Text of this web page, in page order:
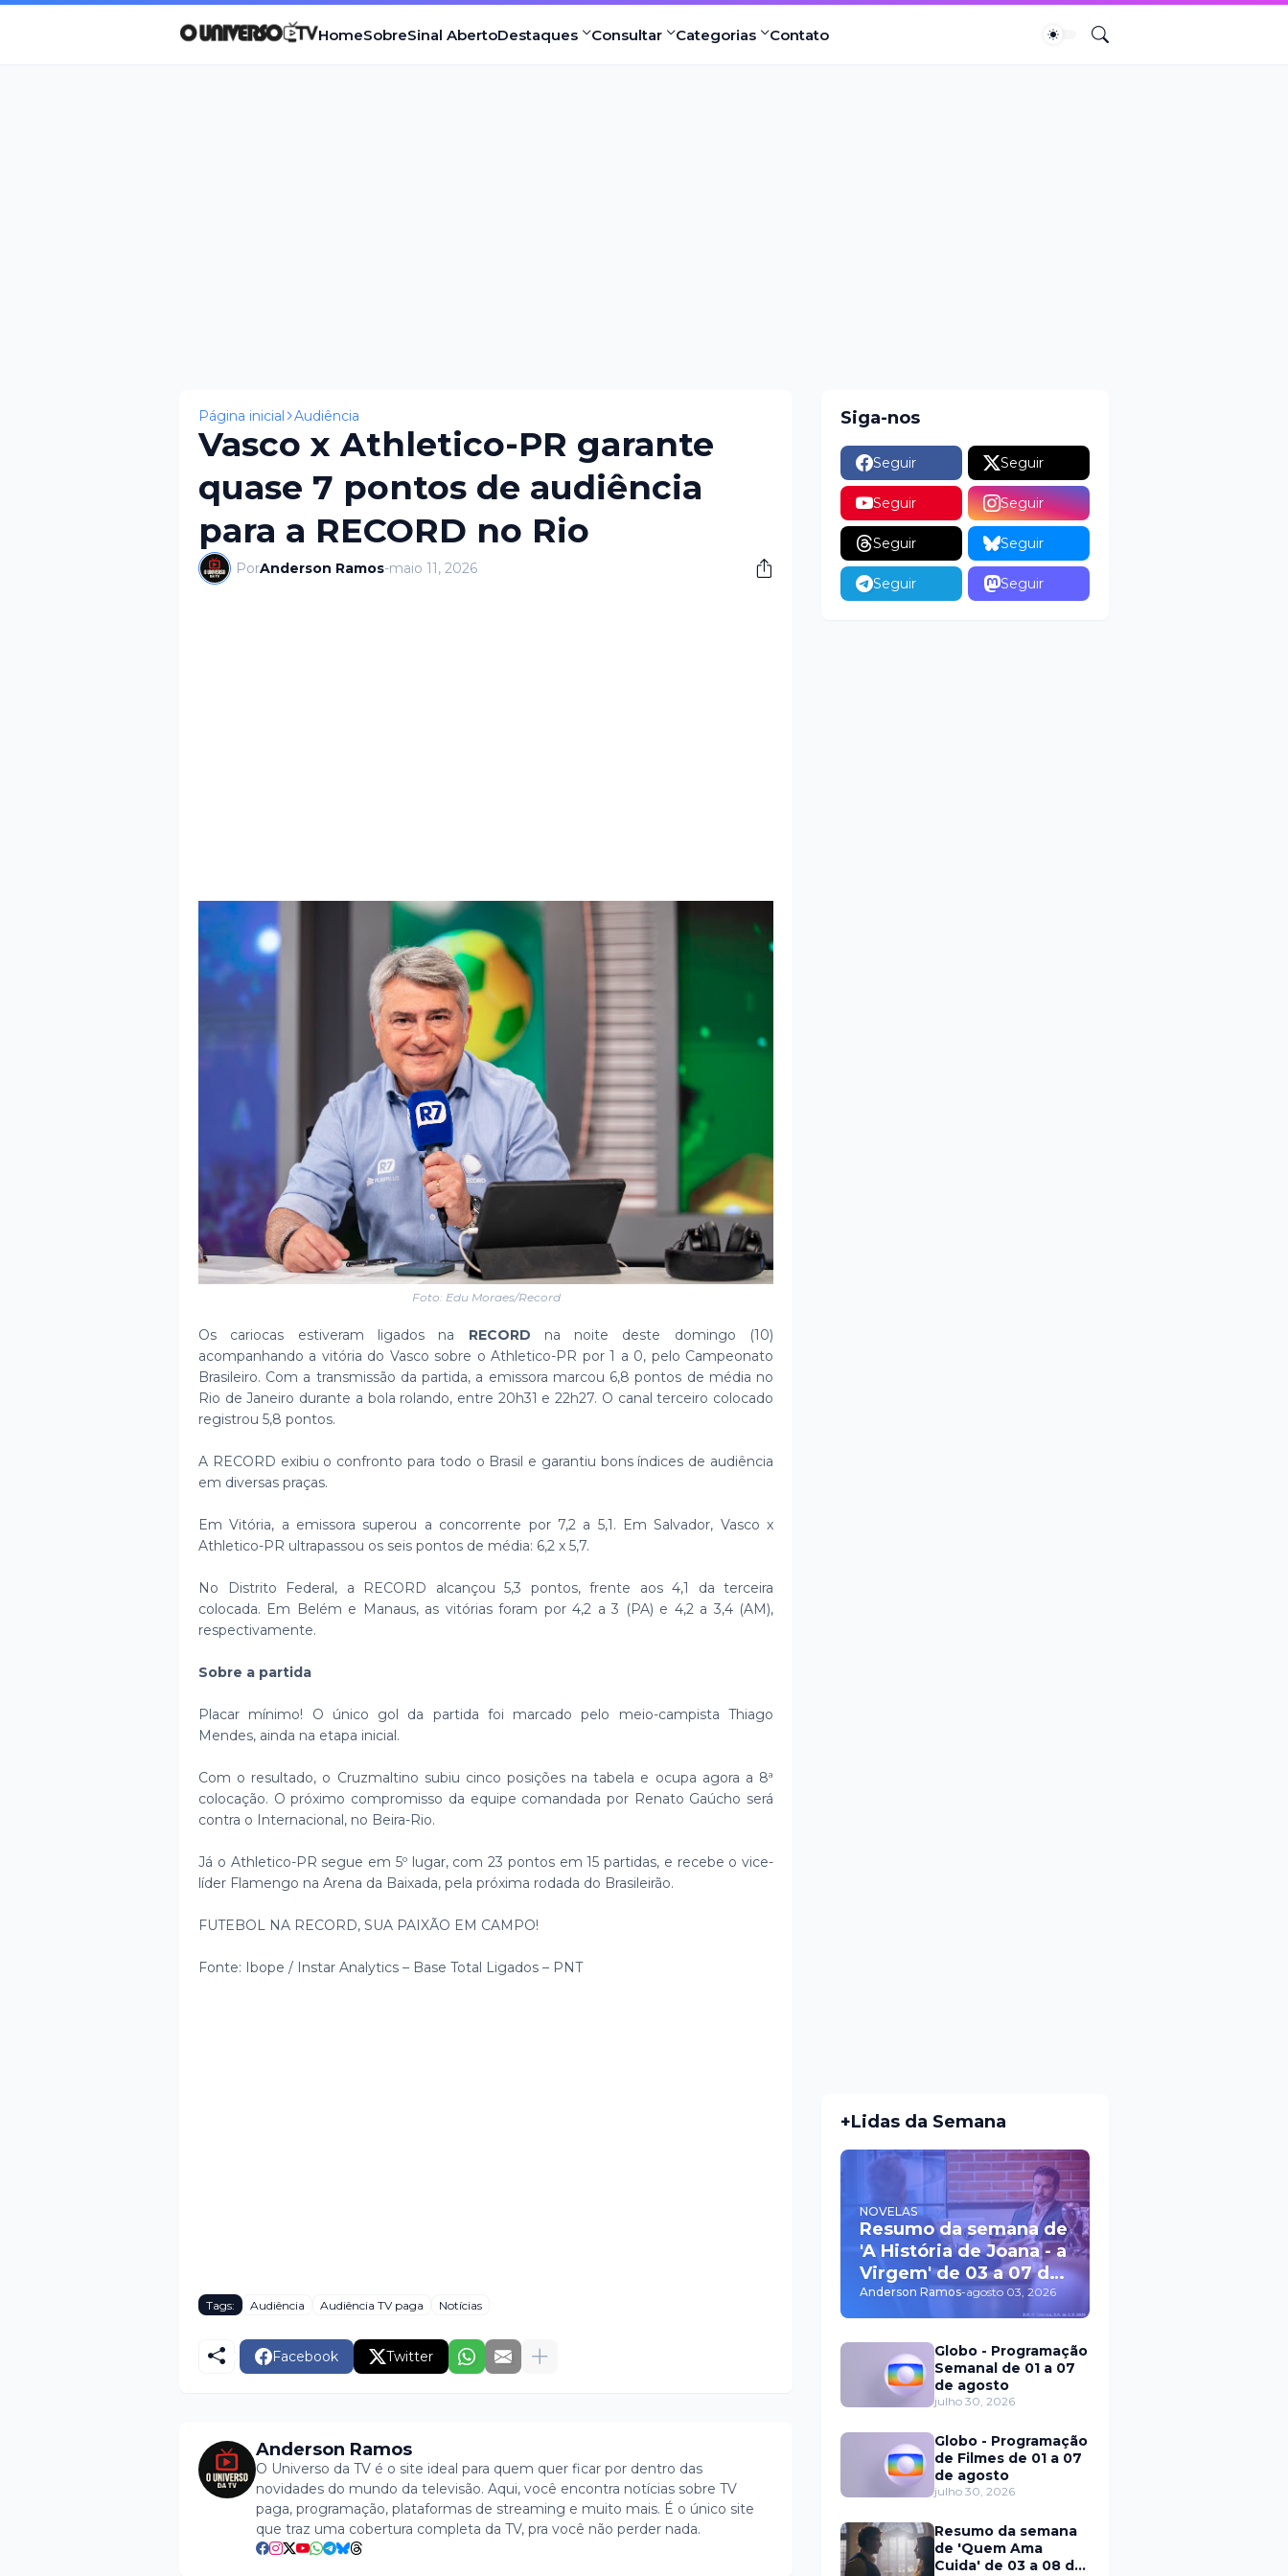
HomeSobreSinal AbertoDestaques Consultar Categorias Contato
Página inicial Audiência
Vasco x Athletico-PR garante
quase 7 pontos de audiência
para a RECORD no Rio
PorAnderson Ramos-maio 11, 2026
Foto: Edu Moraes/Record
Os cariocas estiveram ligados na RECORD na noite deste domingo (10)
acompanhando a vitória do Vasco sobre o Athletico-PR por 1 a 0, pelo Campeonato
Brasileiro. Com a transmissão da partida, a emissora marcou 6,8 pontos de média no
Rio de Janeiro durante a bola rolando, entre 20h31 e 22h27. O canal terceiro colocado
registrou 5,8 pontos.
A RECORD exibiu o confronto para todo o Brasil e garantiu bons índices de audiência
em diversas praças.
Em Vitória, a emissora superou a concorrente por 7,2 a 5,1. Em Salvador, Vasco x
Athletico-PR ultrapassou os seis pontos de média: 6,2 x 5,7.
No Distrito Federal, a RECORD alcançou 5,3 pontos, frente aos 4,1 da terceira
colocada. Em Belém e Manaus, as vitórias foram por 4,2 a 3 (PA) e 4,2 a 3,4 (AM),
respectivamente.
Sobre a partida
Placar mínimo! O único gol da partida foi marcado pelo meio-campista Thiago
Mendes, ainda na etapa inicial.
Com o resultado, o Cruzmaltino subiu cinco posições na tabela e ocupa agora a 8ª
colocação. O próximo compromisso da equipe comandada por Renato Gaúcho será
contra o Internacional, no Beira-Rio.
Já o Athletico-PR segue em 5º lugar, com 23 pontos em 15 partidas, e recebe o vice-
líder Flamengo na Arena da Baixada, pela próxima rodada do Brasileirão.
FUTEBOL NA RECORD, SUA PAIXÃO EM CAMPO!
Fonte: Ibope / Instar Analytics – Base Total Ligados – PNT
Tags: Audiência Audiência TV paga Notícias
Facebook Twitter
Anderson Ramos
O Universo da TV é o site ideal para quem quer ficar por dentro das
novidades do mundo da televisão. Aqui, você encontra notícias sobre TV
paga, programação, plataformas de streaming e muito mais. É o único site
que traz uma cobertura completa da TV, pra você não perder nada.
Siga-nos
Seguir Seguir
Seguir Seguir
Seguir Seguir
Seguir Seguir
+Lidas da Semana
NOVELAS
Resumo da semana de
'A História de Joana - a
Virgem' de 03 a 07 de
agosto
Anderson Ramos-agosto 03, 2026
Globo - Programação
Semanal de 01 a 07
de agosto
julho 30, 2026
Globo - Programação
de Filmes de 01 a 07
de agosto
julho 30, 2026
Resumo da semana
de 'Quem Ama
Cuida' de 03 a 08 de